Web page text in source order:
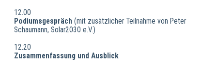
12.00
Podiumsgespräch(mit zusätzlicher Teilnahme von Peter
Schaumann, Solar2030 e.V.)
12.20
Zusammenfassung und Ausblick